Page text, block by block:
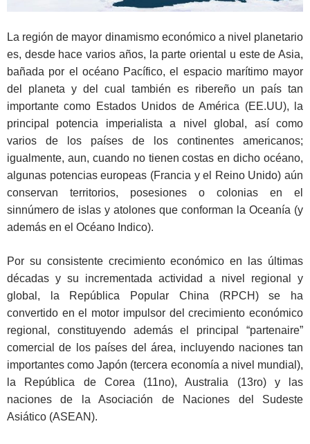
La región de mayor dinamismo económico a nivel planetario
es, desde hace varios años, la parte oriental u este de Asia,
bañada por el océano Pacífico, el espacio marítimo mayor
del planeta y del cual también es ribereño un país tan
importante como Estados Unidos de América (EE.UU), la
principal potencia imperialista a nivel global, así como
varios de los países de los continentes americanos;
igualmente, aun, cuando no tienen costas en dicho océano,
algunas potencias europeas (Francia y el Reino Unido) aún
conservan territorios, posesiones o colonias en el
sinnúmero de islas y atolones que conforman la Oceanía (y
además en el Océano Indico).
Por su consistente crecimiento económico en las últimas
décadas y su incrementada actividad a nivel regional y
global, la República Popular China (RPCH) se ha
convertido en el motor impulsor del crecimiento económico
regional, constituyendo además el principal “partenaire”
comercial de los países del área, incluyendo naciones tan
importantes como Japón (tercera economía a nivel mundial),
la República de Corea (11no), Australia (13ro) y las
naciones de la Asociación de Naciones del Sudeste
Asiático (ASEAN).